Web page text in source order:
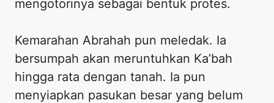
mengotorinya sebagai bentuk protes.
Kemarahan Abrahah pun meledak. Ia
bersumpah akan meruntuhkan Ka’bah
hingga rata dengan tanah. Ia pun
menyiapkan pasukan besar yang belum